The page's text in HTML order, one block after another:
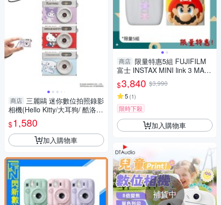
商店 三麗鷗 迷你數位拍照錄影
相機(Hello Kitty/大耳狗/ 酷洛
米)【愛買】
$1,580
加入購物車
商店 限量特惠5組 FUJIFILM
富士 INSTAX MINI link 3 MARI
O 瑪利歐 特別版(LINK3，公司
貨)拍立得 手機印相機
$3,840 $3,990
5 (1)
限時下殺
加入購物車
補貨中